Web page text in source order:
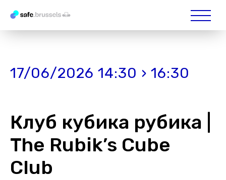
17/06/2026 14:30 › 16:30
Клуб кубика рубика |
The Rubik’s Cube
Club